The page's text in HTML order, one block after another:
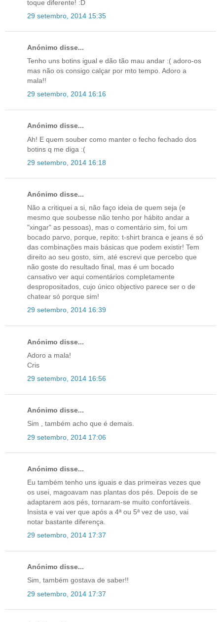
toque diferente! :D
29 setembro, 2014 15:35
Anónimo disse...
Tenho uns botins igual e dão tão mau andar :( adoro-os
mas não os consigo calçar por mto tempo. Adoro a
mala!!
29 setembro, 2014 16:16
Anónimo disse...
Ah! E quem souber como manter o fecho fechado dos
botins q me diga :(
29 setembro, 2014 16:18
Anónimo disse...
Não a critiquei a si, não faço ideia de quem seja (e
mesmo que soubesse não tenho por hábito andar a
"xingar" as pessoas), mas o comentário sim, foi um
bocado parvo, porque, repito: t-shirt branca e jeans é só
das combinações mais básicas que podem existir! Tem
direito ao seu gosto, sim, até escrevi que percebo que
não goste do resultado final, mas é um bocado
cansativo ver aqui comentários completamente
despropositados, cujo único objectivo parece ser o de
chatear só porque sim!
29 setembro, 2014 16:39
Anónimo disse...
Adoro a mala!
Cris
29 setembro, 2014 16:56
Anónimo disse...
Sim , também acho que é demais.
29 setembro, 2014 17:06
Anónimo disse...
Eu também tenho uns iguais e das primeiras vezes que
os usei, magoavam nas plantas dos pés. Depois de se
adaptarem aos pés, tornaram-se muito confortáveis.
Insista e vai ver que após a 4ª ou 5ª vez de uso, vai
notar bastante diferença.
29 setembro, 2014 17:37
Anónimo disse...
Sim, também gostava de saber!!
29 setembro, 2014 17:37